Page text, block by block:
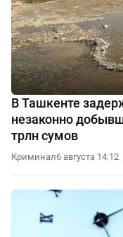
В Ташкенте
незаконно
трлн сумов
Криминал6 августа 14:12